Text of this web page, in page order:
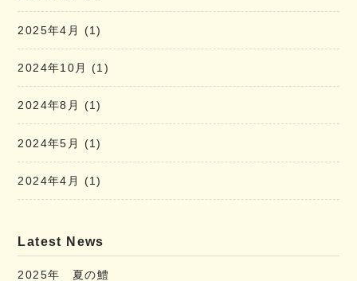
2025年4月 (1)
2024年10月 (1)
2024年8月 (1)
2024年5月 (1)
2024年4月 (1)
Latest News
2025年 夏の鱧